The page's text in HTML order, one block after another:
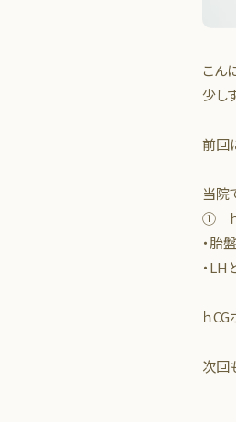
こん
少し
前回
当院
① ｈ
・胎
・LH
ｈ
次回